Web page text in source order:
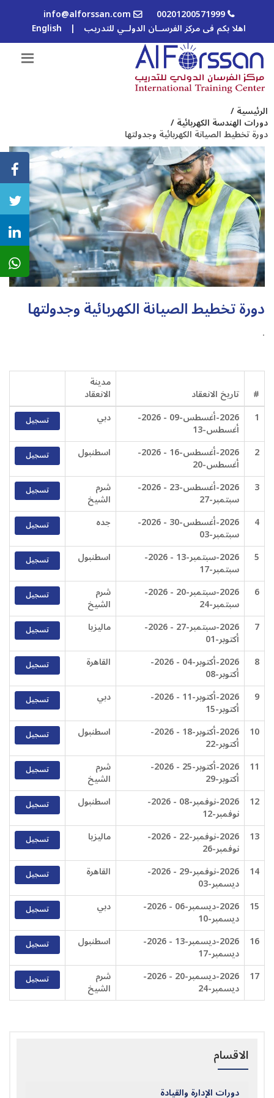
00201200571999
info@alforssan.com
اهلا بكم فى مركز الفرســان الدولــي للتدريب |
English
الرئيسية /
دورات الهندسة الكهربائية /
دورة تخطيط الصيانة الكهربائية وجدولتها
الاقسام
دورات الإدارة والقيادة
دورة تخطيط الصيانة الكهربائية وجدولتها
.
# تاريخ الانعقاد
مدينة
الانعقاد
1
2026-أغسطس-09 - 2026-
أغسطس-13
دبي تسجيل
2 2026-أغسطس-16 - 2026-
أغسطس-20
اسطنبول تسجيل
3 2026-أغسطس-23 - 2026-
سبتمبر-27
شرم
الشيخ
تسجيل
4 2026-أغسطس-30 - 2026-
سبتمبر-03
جده تسجيل
5 2026-سبتمبر-13 - 2026-
سبتمبر-17
اسطنبول تسجيل
6 2026-سبتمبر-20 - 2026-
سبتمبر-24
شرم
الشيخ
تسجيل
7 2026-سبتمبر-27 - 2026-
أكتوبر-01
ماليزيا تسجيل
8 2026-أكتوبر-04 - 2026-
أكتوبر-08
القاهرة تسجيل
9 2026-أكتوبر-11 - 2026-
أكتوبر-15
دبي تسجيل
10 2026-أكتوبر-18 - 2026-
أكتوبر-22
اسطنبول تسجيل
11 2026-أكتوبر-25 - 2026-
أكتوبر-29
شرم
الشيخ
تسجيل
12 2026-نوفمبر-08 - 2026-
نوفمبر-12
اسطنبول تسجيل
13 2026-نوفمبر-22 - 2026-
نوفمبر-26
ماليزيا تسجيل
14 2026-نوفمبر-29 - 2026-
ديسمبر-03
القاهرة تسجيل
15 2026-ديسمبر-06 - 2026-
ديسمبر-10
دبي تسجيل
16 2026-ديسمبر-13 - 2026-
ديسمبر-17
اسطنبول تسجيل
17 2026-ديسمبر-20 - 2026-
ديسمبر-24
شرم
الشيخ
تسجيل